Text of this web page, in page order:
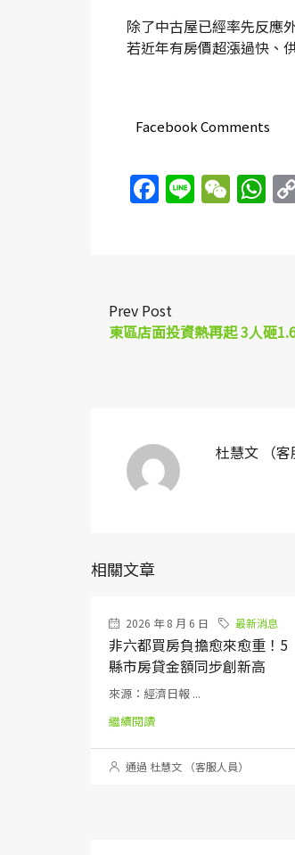
除了中古屋已經率先反應
若近年有房價超漲過快、
Facebook Comments
Facebook
Line
Prev Post
東區店面投資熱再起 3人砸
杜慧文 （客
相關文章
2026 年 8 月 6 日 最新消息
非六都買房負擔愈來愈重！5
縣市房貸金額同步創新高
來源：經濟日報 ...
繼續閱讀
通過 杜慧文 （客服人員）